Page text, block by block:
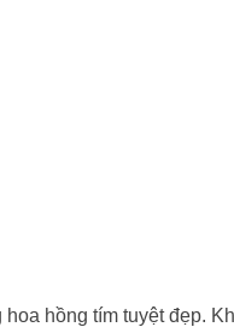
hồng tím tuyệt đẹp.